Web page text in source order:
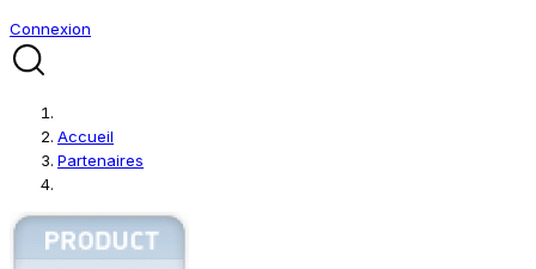
Connexion
Accueil
Partenaires